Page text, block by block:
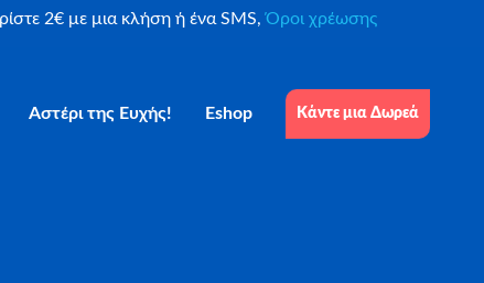
2€ με μια κλήση ή ένα SMS,Όροι χρέωσης
Αστέρι της Ευχής! Eshop Κάντε μια Δωρεά